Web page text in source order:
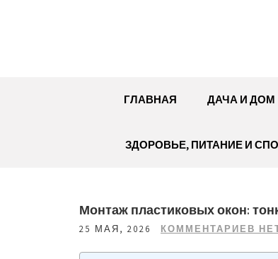
ГЛАВНАЯ ДАЧА И ДОМ
ЗДОРОВЬЕ, ПИТАНИЕ И
Монтаж пластиковых окон:
25 МАЯ, 2026 КОММЕНТАРИЕВ